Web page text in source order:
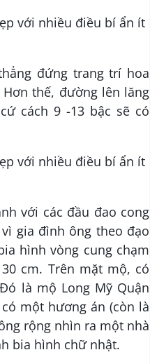
đứng trang trí hoa
thế, đường lên lăng
cách 9 -13 bậc sẽ có
với các đầu đao cong
gia đình ông theo đạo
hình vòng cung chạm
cm. Trên mặt mộ, có
là mộ Long Mỹ Quận
một hương án (còn là
rộng nhìn ra một nhà
bia hình chữ nhật.